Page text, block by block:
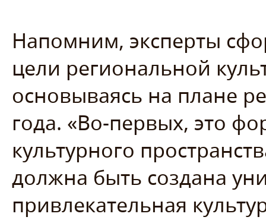
Напомним, эксперты
цели региональной
основываясь на плане
года. «Во-первых, это
культурного
должна быть создана
привлекательная